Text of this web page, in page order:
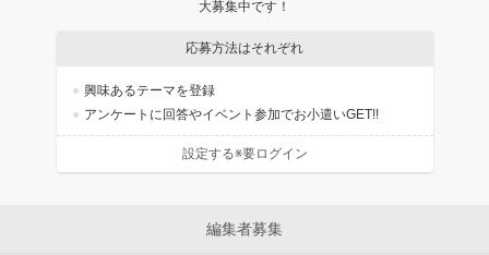
大募集中です！
応募方法はそれぞれ
興味あるテーマを登録
アンケートに回答やイベント参加でお小遣いGET!!
設定する※要ログイン
編集者募集